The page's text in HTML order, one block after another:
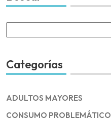
for:
Categorías
ADULTOS MAYORES
CONSUMO PROBLEMÁTICO